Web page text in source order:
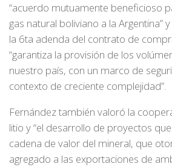
“acuerdo mutuamente beneficioso
gas natural boliviano a la Argentina”
la 6ta adenda del contrato de
“garantiza la provisión de los
nuestro país, con un marco de
contexto de creciente complejidad”.
Fernández también valoró la
litio y “el desarrollo de proyectos
cadena de valor del mineral, que
agregado a las exportaciones de